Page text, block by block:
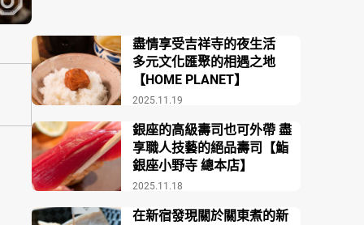
2025.11.19
盡情享受吉祥寺的夜生活
多元文化匯聚的相遇之地
【HOME PLANET】
2025.11.18
銀座的高級壽司也可外帶 盡
享職人技藝的絕品壽司【鮨
銀座小野寺 總本店】
在新宿發現關於關東煮的新